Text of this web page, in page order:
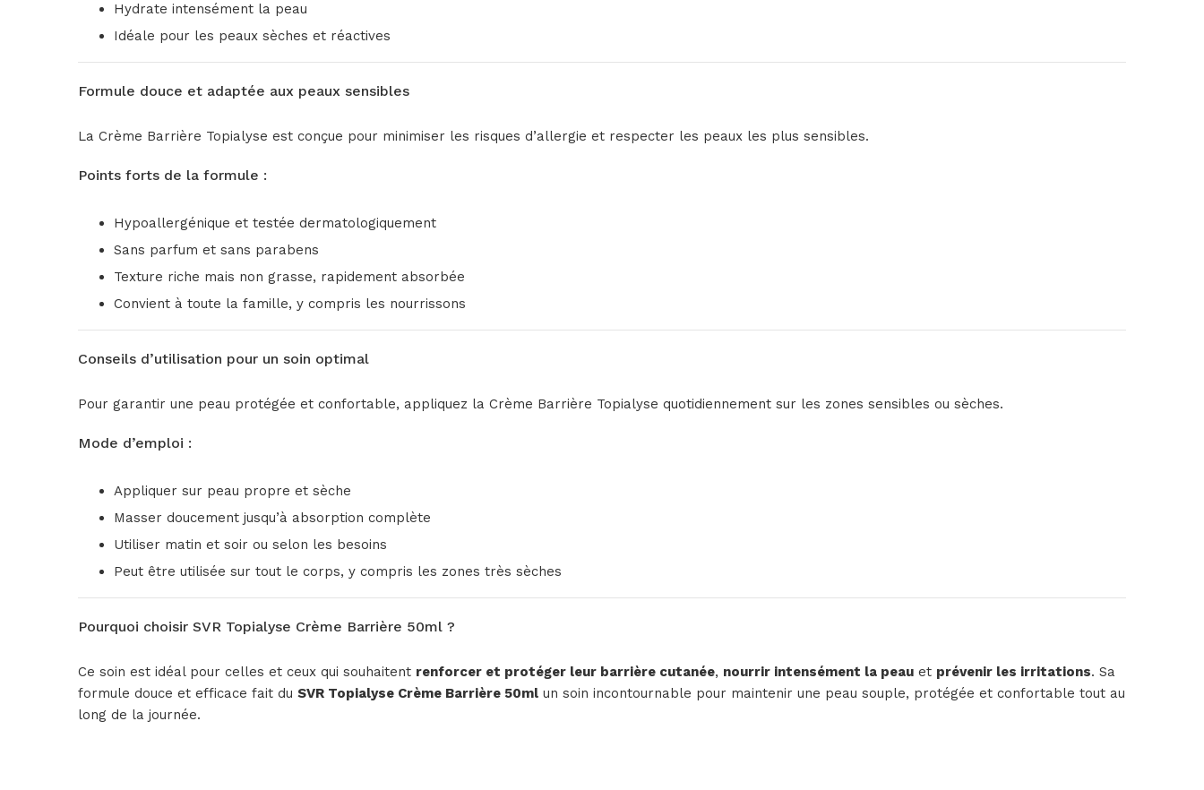
Hydrate intensément la peau
Idéale pour les peaux sèches et réactives
Formule douce et adaptée aux peaux sensibles
La Crème Barrière Topialyse est conçue pour minimiser les risques d’allergie et respecter les peaux les plus sensibles.
Points forts de la formule :
Hypoallergénique et testée dermatologiquement
Sans parfum et sans parabens
Texture riche mais non grasse, rapidement absorbée
Convient à toute la famille, y compris les nourrissons
Conseils d’utilisation pour un soin optimal
Pour garantir une peau protégée et confortable, appliquez la Crème Barrière Topialyse quotidiennement sur les zones sensibles ou sèches.
Mode d’emploi :
Appliquer sur peau propre et sèche
Masser doucement jusqu’à absorption complète
Utiliser matin et soir ou selon les besoins
Peut être utilisée sur tout le corps, y compris les zones très sèches
Pourquoi choisir SVR Topialyse Crème Barrière 50ml ?
Ce soin est idéal pour celles et ceux qui souhaitent renforcer et protéger leur barrière cutanée, nourrir intensément la peau et prévenir les irritations. Sa
formule douce et efficace fait du SVR Topialyse Crème Barrière 50ml un soin incontournable pour maintenir une peau souple, protégée et confortable tout au
long de la journée.